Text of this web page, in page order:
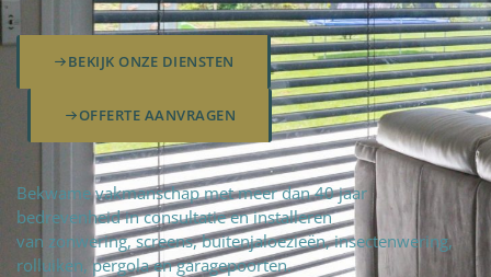
BEKIJK ONZE DIENSTEN
OFFERTE AANVRAGEN
Bekwame vakmanschap met meer dan 40 jaar
bedrevenheid in consultatie en installeren
van zonwering, screens, buitenjaloezieën, insectenwering,
rolluiken, pergola en garagepoorten.